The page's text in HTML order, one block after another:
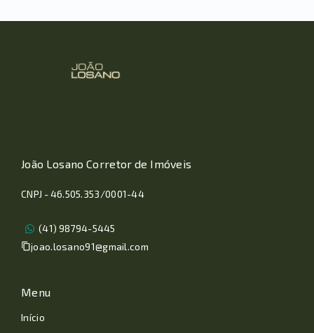
João Losano Corretor de Imóveis
CNPJ - 46.505.353/0001-44
(41) 98794-5445
joao.losano91@gmail.com
Menu
Início